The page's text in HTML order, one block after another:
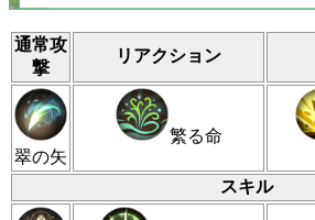
通常攻
撃
リアクション
翠の矢
繁る命
スキル